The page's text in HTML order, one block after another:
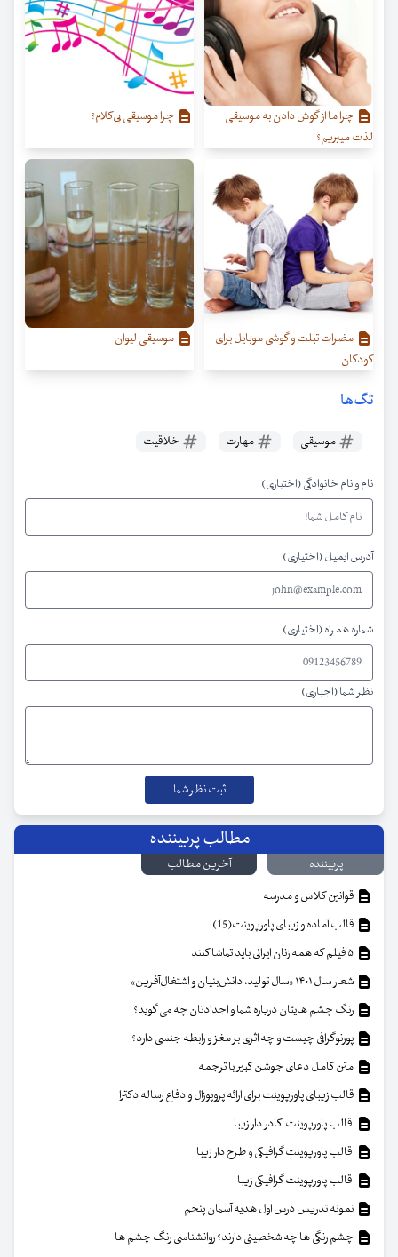
چرا ما از گوش دادن به موسیقی
لذت میبریم؟
چرا موسیقی بی‌کلام؟
مضرات تبلت و گوشی موبایل برای
کودکان
موسیقی لیوان
تگ‌ها
موسیقی مهارت خلاقیت
نام و نام خانوادگی (اختیاری)
آدرس ایمیل (اختیاری)
شماره همراه (اختیاری)
نظر شما (اجباری)
مطالب پربیننده
پربیننده
آخرین مطالب
قوانین کلاس و مدرسه
قالب آماده و زیبای پاورپوینت(15)
شعار سال ۱۴۰۱ «سال تولید، دانش‌بنیان و اشتغال‌آفرین»
رنگ چشم هایتان درباره شما و اجدادتان چه می گوید؟
پورنوگرافی چیست و چه اثری بر مغز و رابطه جنسی دارد؟
متن کامل دعای جوشن کبیر با ترجمه
قالب زیبای پاورپوینت برای ارائه پروپوزال و دفاع رساله دکترا
قالب پاورپوینت کادر دار زیبا
قالب پاورپوینت گرافیکی و طرح دار زیبا
قالب پاورپوینت گرافیکی زیبا
نمونه تدریس درس اول هدیه آسمان پنجم
چشم رنگی ها چه شخصیتی دارند؟ روانشناسی رنگ چشم ها